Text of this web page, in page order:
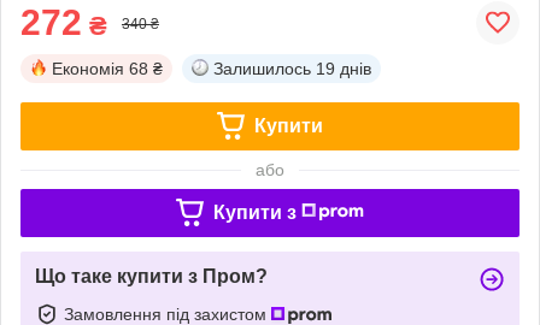
272 ₴ 340 ₴
Економія 68 ₴ Залишилось 19 днів
Купити
або
Купити з
Що таке купити з Пром?
Замовлення під захистом